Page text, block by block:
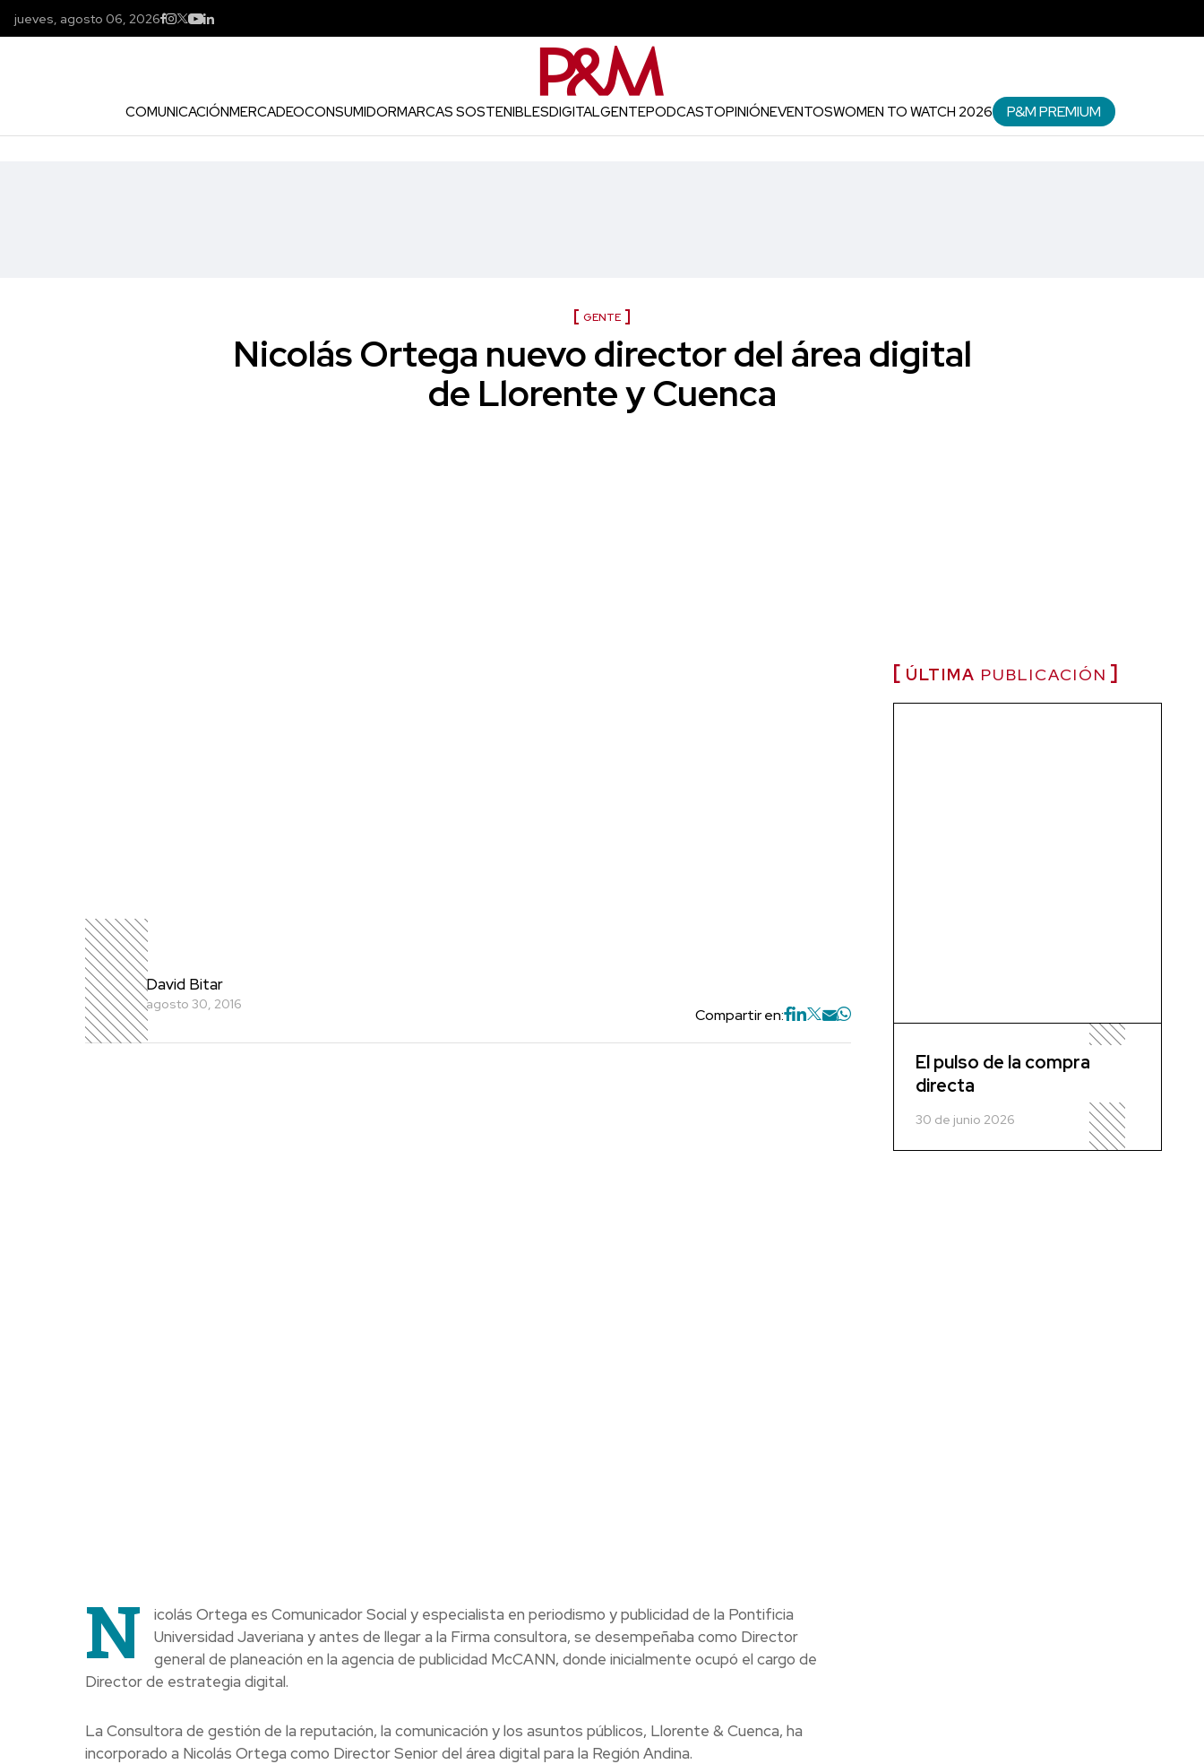
jueves, agosto 06, 2026
COMUNICACIÓNMERCADEOCONSUMIDORMARCAS SOSTENIBLESDIGITALGENTEPODCASTOPINIÓNEVENTOSWOMEN TO WATCH 2026 P&M PREMIUM
GENTE
Nicolás Ortega nuevo director del área digital
de Llorente y Cuenca
David Bitar
agosto 30, 2016
Compartir en:
N
icolás Ortega es Comunicador Social y especialista en periodismo y publicidad de la Pontificia
Universidad Javeriana y antes de llegar a la Firma consultora, se desempeñaba como Director
general de planeación en la agencia de publicidad McCANN, donde inicialmente ocupó el cargo de
Director de estrategia digital.
La Consultora de gestión de la reputación, la comunicación y los asuntos públicos, Llorente & Cuenca, ha
incorporado a Nicolás Ortega como Director Senior del área digital para la Región Andina.
ÚLTIMA PUBLICACIÓN
El pulso de la compra
directa
30 de junio 2026